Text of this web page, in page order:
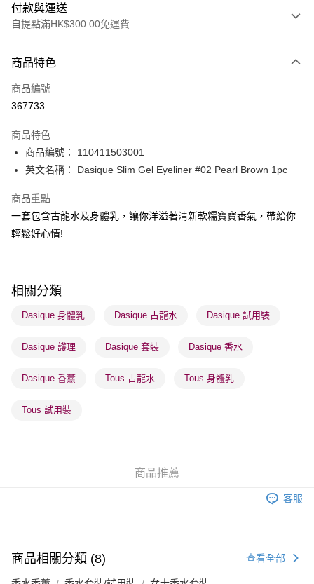
付款與運送
自提點滿HK$300.00免運費
信用卡
Apple Pay
PayMe
WeChat Pay
BoC Pay
送貨方式
每筆HK$65.00，滿HK$300.00或以上免運費
確認發貨後1-3 工作天送達，訂單將隨機分配至SF順豐速運或京東
每筆HK$65.00，滿HK$300.00或以上免運費
(香港門市) 只顯示可選門市。確認發貨後2-5個工作天到店，3天內
(澳門門市) 只顯示可選門市。確認發貨後2-5個工作天到店，3天內
商品特色
商品編號
367733
商品特色
商品編號： 110411503001
英文名稱： Dasique Slim Gel Eyeliner #02 Pearl Brown 1pc
商品重點
一套包含古龍水及身體乳，讓你洋溢著清新軟糯寶寶香氣，帶給你
輕鬆好心情!
相關分類
Dasique 身體乳 Dasique 古龍水 Dasique 試用裝
Dasique 護理 Dasique 套裝 Dasique 香水
Dasique 香薰 Tous 古龍水 Tous 身體乳
Tous 試用裝
商品推薦
客服
商品相關分類 (8) 查看全部